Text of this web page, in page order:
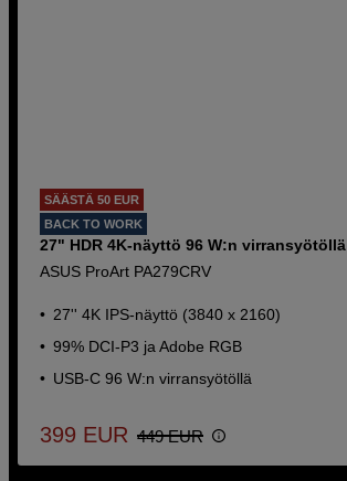
SÄÄSTÄ 50 EUR
BACK TO WORK
27" HDR 4K-näyttö 96 W:n virransyötöllä
ASUS ProArt PA279CRV
27'' 4K IPS-näyttö (3840 x 2160)
99% DCI-P3 ja Adobe RGB
USB-C 96 W:n virransyötöllä
399 EUR 449 EUR